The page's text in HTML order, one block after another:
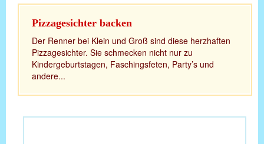
Pizzagesichter backen
Der Renner bei Klein und Groß sind diese herzhaften
Pizzagesichter. Sie schmecken nicht nur zu
Kindergeburtstagen, Faschingsfeten, Party’s und
andere...